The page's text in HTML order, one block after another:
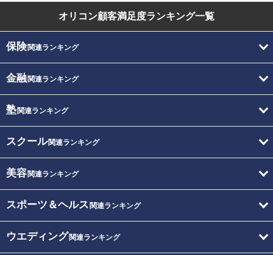
オリコン顧客満足度ランキング一覧
保険関連ランキング
金融関連ランキング
塾関連ランキング
スクール関連ランキング
美容関連ランキング
スポーツ＆ヘルス 関連ランキング
ウエディング関連ランキング